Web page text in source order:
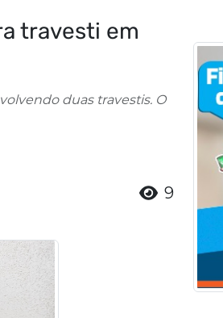
travesti em
duas travestis. O
9